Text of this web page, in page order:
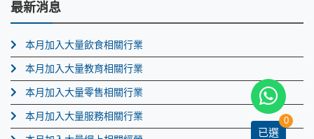
最新消息
本月加入大量飲食相關行業
本月加入大量教育相關行業
本月加入大量零售相關行業
本月加入大量服務相關行業
已選
0